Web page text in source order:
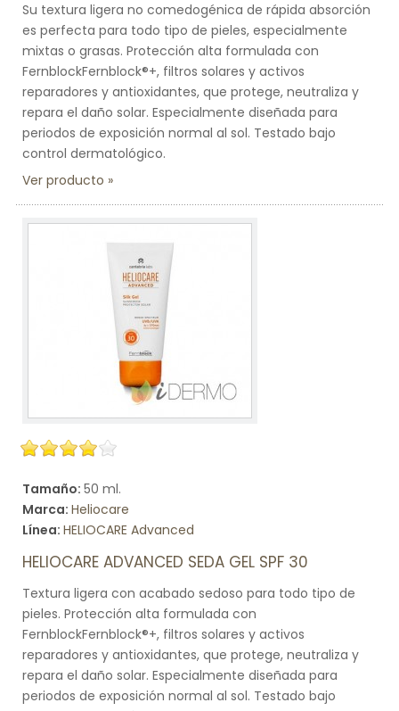
Su textura ligera no comedogénica de rápida absorción
es perfecta para todo tipo de pieles, especialmente
mixtas o grasas. Protección alta formulada con
FernblockFernblock®+, filtros solares y activos
reparadores y antioxidantes, que protege, neutraliza y
repara el daño solar. Especialmente diseñada para
periodos de exposición normal al sol. Testado bajo
control dermatológico.
Ver producto
Tamaño: 50 ml.
Marca: Heliocare
Línea: HELIOCARE Advanced
HELIOCARE ADVANCED SEDA GEL SPF 30
Textura ligera con acabado sedoso para todo tipo de
pieles. Protección alta formulada con
FernblockFernblock®+, filtros solares y activos
reparadores y antioxidantes, que protege, neutraliza y
repara el daño solar. Especialmente diseñada para
periodos de exposición normal al sol. Testado bajo